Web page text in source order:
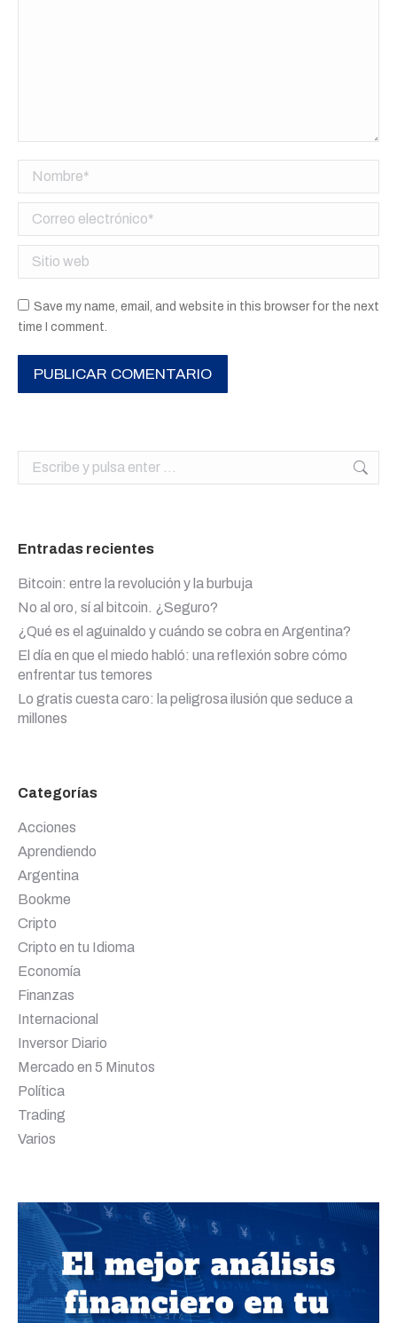
Nombre *
Correo electrónico *
Sitio web
Save my name, email, and website in this browser for the next
time I comment.
PUBLICAR COMENTARIO
Buscar:
Entradas recientes
Bitcoin: entre la revolución y la burbuja
No al oro, sí al bitcoin. ¿Seguro?
¿Qué es el aguinaldo y cuándo se cobra en Argentina?
El día en que el miedo habló: una reflexión sobre cómo
enfrentar tus temores
Lo gratis cuesta caro: la peligrosa ilusión que seduce a
millones
Categorías
Acciones
Aprendiendo
Argentina
Bookme
Cripto
Cripto en tu Idioma
Economía
Finanzas
Internacional
Inversor Diario
Mercado en 5 Minutos
Política
Trading
Varios